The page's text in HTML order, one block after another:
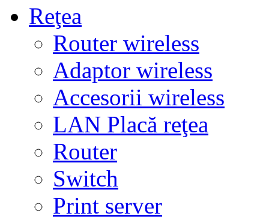
Reţea
Router wireless
Adaptor wireless
Accesorii wireless
LAN Placă reţea
Router
Switch
Print server